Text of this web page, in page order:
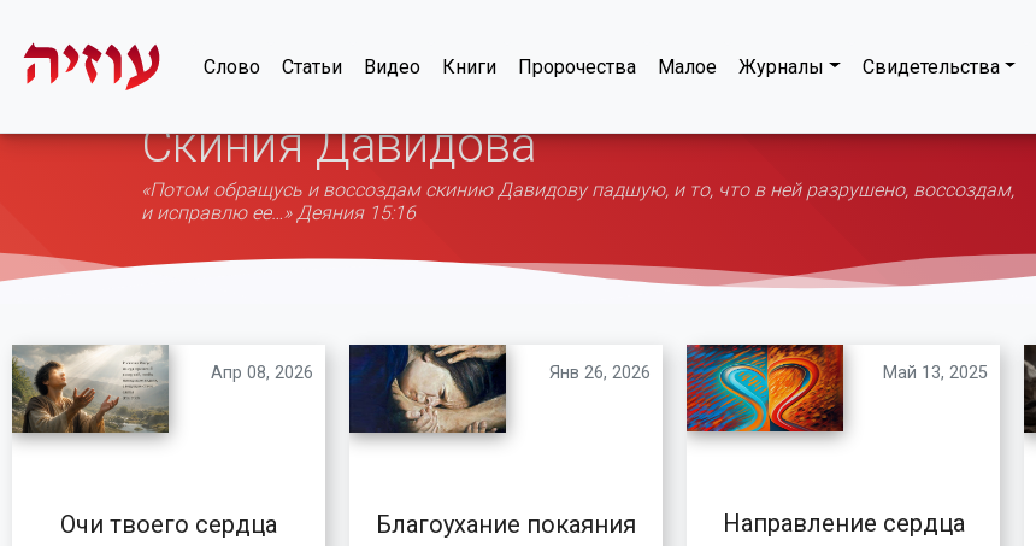
Слово Статьи Видео Книги Пророчества Малое Журналы Свидетельства
Скиния Давидова
«Потом обращусь и воссоздам скинию Давидову падшую, и то, что в ней разрушено, воссоздам,
и исправлю ее…» Деяния 15:16
Очи твоего сердца
Апр 08, 2026
Благоухание покаяния
Янв 26, 2026
Направление сердца
Май 13, 2025